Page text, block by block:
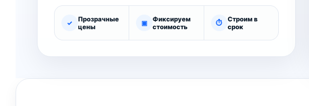
✓
Прозрачные
цены
▣
Фиксируем
стоимость
⏱
Строим в
срок